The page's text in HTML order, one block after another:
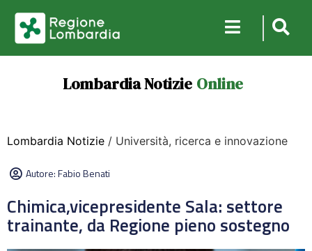
Lombardia Notizie Online
Lombardia Notizie / Università, ricerca e innovazione
Autore:Fabio Benati
Chimica,vicepresidente Sala: settore
trainante, da Regione pieno sostegno